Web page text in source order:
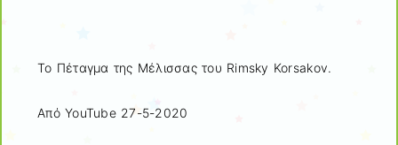
Το Πέταγμα της Μέλισσας του Rimsky Korsakov.
Από YouTube 27-5-2020